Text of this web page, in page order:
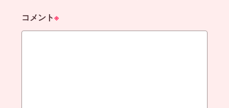
コメント※